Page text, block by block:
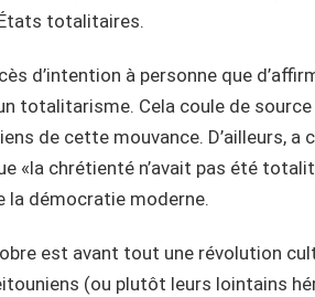
totalitaires.
d’intention à personne que
totalitarisme. Cela coule de
de cette mouvance. D’ailleurs,
«la chrétienté n’avait pas été
la démocratie moderne.
est avant tout une révolution
(ou plutôt leurs lointains